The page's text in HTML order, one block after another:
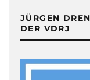
JÜRGEN
DER VDRJ